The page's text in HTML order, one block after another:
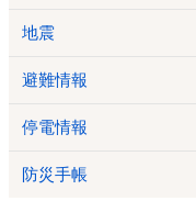
地震
避難情報
停電情報
防災手帳